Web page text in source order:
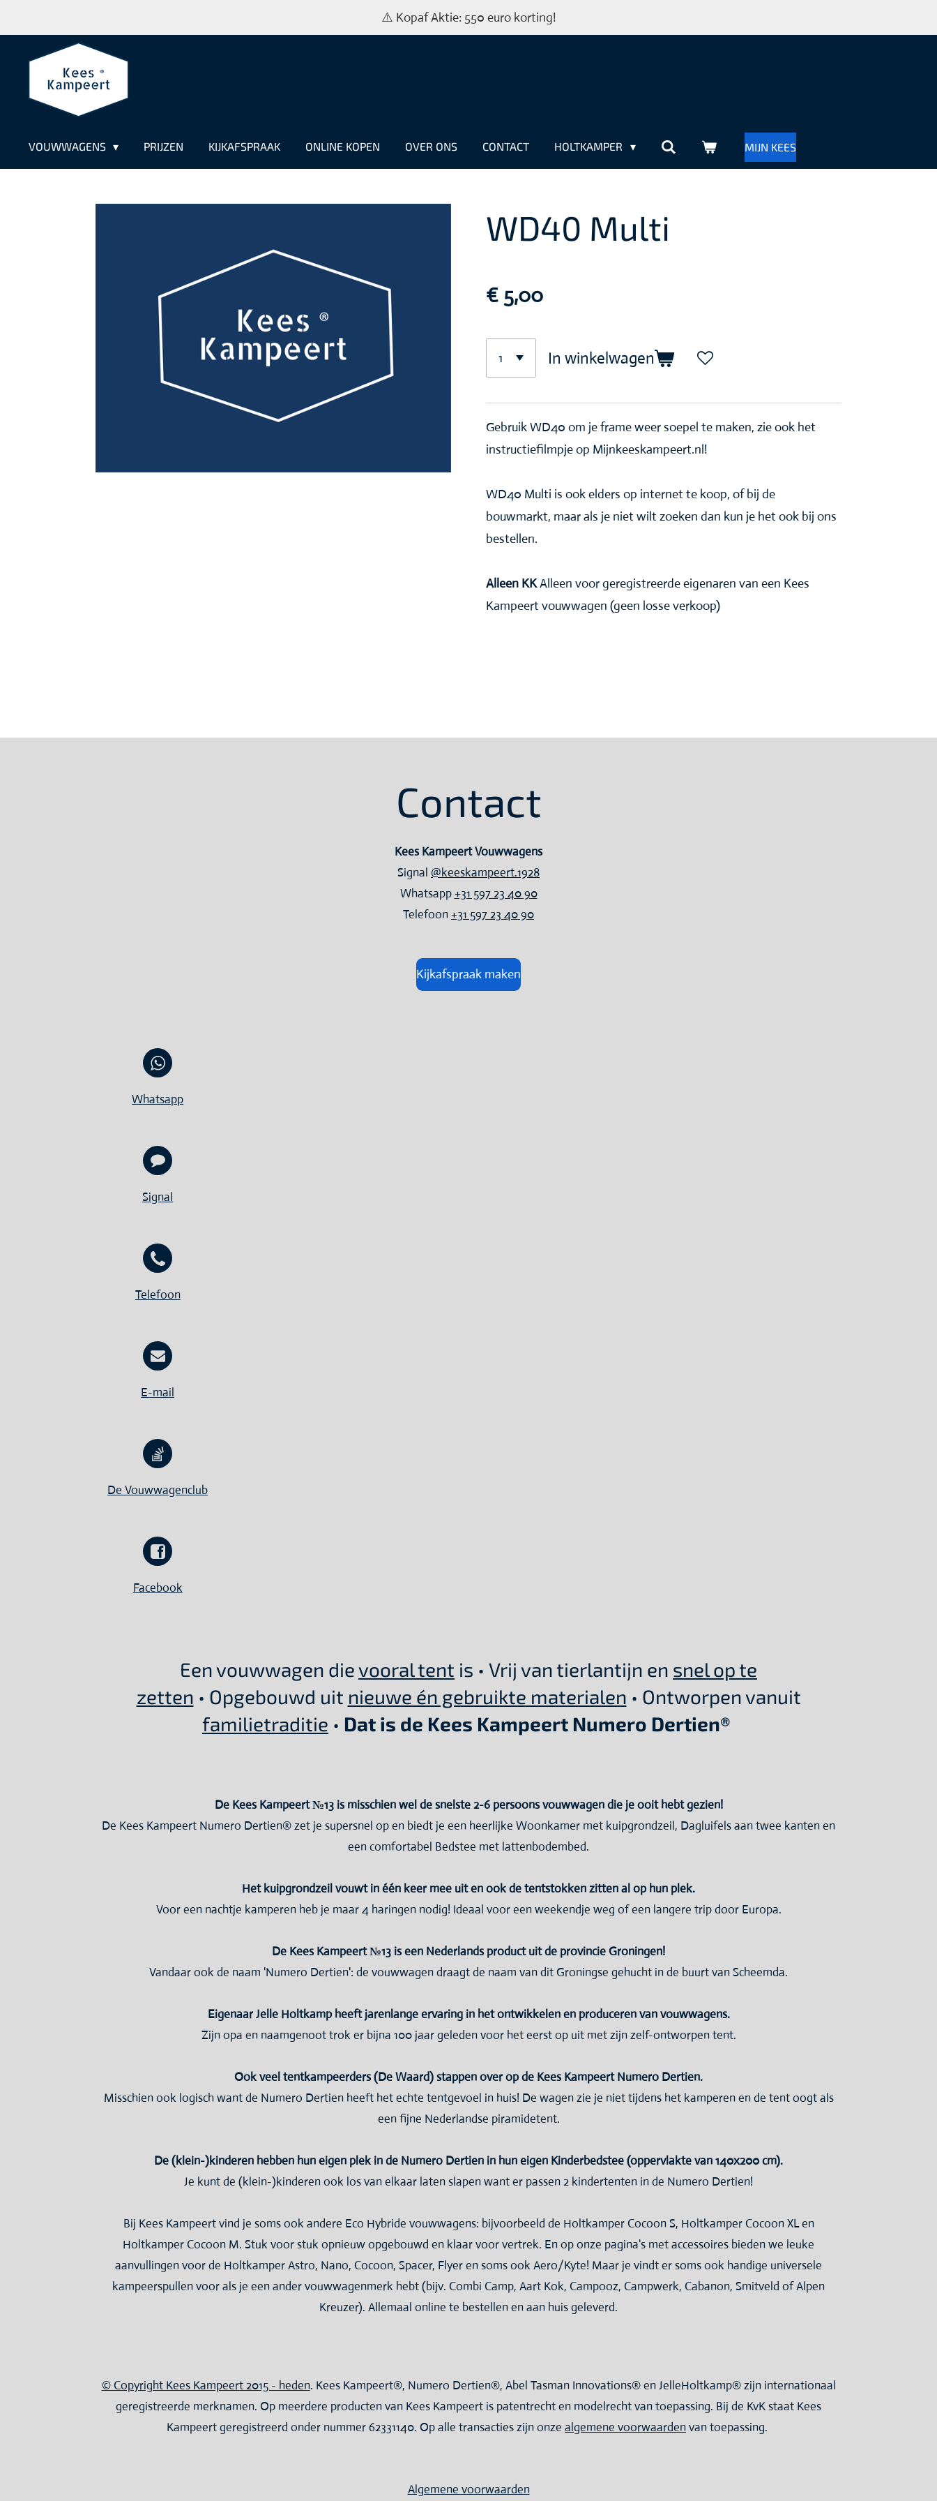
naar
hoofdinhoud
⚠️ Kopaf Aktie: 550 euro korting!
VOUWWAGENS PRIJZEN KIJKAFSPRAAK ONLINE KOPEN OVER ONS CONTACT HOLTKAMPER MIJN KEES
WD40 Multi
€ 5,00
In winkelwagen
Gebruik WD40 om je frame weer soepel te maken, zie ook het
instructiefilmpje op Mijnkeeskampeert.nl!
WD40 Multi is ook elders op internet te koop, of bij de
bouwmarkt, maar als je niet wilt zoeken dan kun je het ook bij ons
bestellen.
Alleen KKAlleen voor geregistreerde eigenaren van een Kees
Kampeert vouwwagen (geen losse verkoop)
Contact
Kees Kampeert Vouwwagens
Signal @keeskampeert.1928
Whatsapp+31 597 23 40 90
Telefoon+31 597 23 40 90
Kijkafspraak maken
Whatsapp
Signal
Telefoon
E-mail
De Vouwwagenclub
Facebook
Een vouwwagen dievooral tent is • Vrij van tierlantijn en snel op te
zetten • Opgebouwd uit nieuwe én gebruikte materialen • Ontworpen vanuit
familietraditie • Dat is de Kees Kampeert Numero Dertien®
De Kees Kampeert №13 is misschien wel de snelste 2-6 persoons vouwwagen die je ooit hebt gezien!
De Kees Kampeert Numero Dertien® zet je supersnel op en biedt je een heerlijke Woonkamer met kuipgrondzeil, Dagluifels aan twee kanten en
een comfortabel Bedstee met lattenbodembed.
Het kuipgrondzeil vouwt in één keer mee uit en ook de tentstokken zitten al op hun plek.
Voor een nachtje kamperen heb je maar 4 haringen nodig! Ideaal voor een weekendje weg of een langere trip door Europa.
De Kees Kampeert №13 is een Nederlands product uit de provincie Groningen!
Vandaar ook de naam 'Numero Dertien': de vouwwagen draagt de naam van dit Groningse gehucht in de buurt van Scheemda.
Eigenaar Jelle Holtkamp heeft jarenlange ervaring in het ontwikkelen en produceren van vouwwagens.
Zijn opa en naamgenoot trok er bijna 100 jaar geleden voor het eerst op uit met zijn zelf-ontworpen tent.
Ook veel tentkampeerders (De Waard) stappen over op de Kees Kampeert Numero Dertien.
Misschien ook logisch want de Numero Dertien heeft het echte tentgevoel in huis! De wagen zie je niet tijdens het kamperen en de tent oogt als
een fijne Nederlandse piramidetent.
De (klein-)kinderen hebben hun eigen plek in de Numero Dertien in hun eigen Kinderbedstee (oppervlakte van 140x200 cm).
Je kunt de (klein-)kinderen ook los van elkaar laten slapen want er passen 2 kindertenten in de Numero Dertien!
Bij Kees Kampeert vind je soms ook andere Eco Hybride vouwwagens: bijvoorbeeld de Holtkamper Cocoon S, Holtkamper Cocoon XL en
Holtkamper Cocoon M. Stuk voor stuk opnieuw opgebouwd en klaar voor vertrek. En op onze pagina's met accessoires bieden we leuke
aanvullingen voor de Holtkamper Astro, Nano, Cocoon, Spacer, Flyer en soms ook Aero/Kyte! Maar je vindt er soms ook handige universele
kampeerspullen voor als je een ander vouwwagenmerk hebt (bijv. Combi Camp, Aart Kok, Campooz, Campwerk, Cabanon, Smitveld of Alpen
Kreuzer). Allemaal online te bestellen en aan huis geleverd.
© Copyright Kees Kampeert 2015 - heden. Kees Kampeert®, Numero Dertien®, Abel Tasman Innovations® en JelleHoltkamp® zijn internationaal
geregistreerde merknamen. Op meerdere producten van Kees Kampeert is patentrecht en modelrecht van toepassing. Bij de KvK staat Kees
Kampeert geregistreerd onder nummer 62331140. Op alle transacties zijn onze algemene voorwaardenvan toepassing.
Algemene voorwaarden